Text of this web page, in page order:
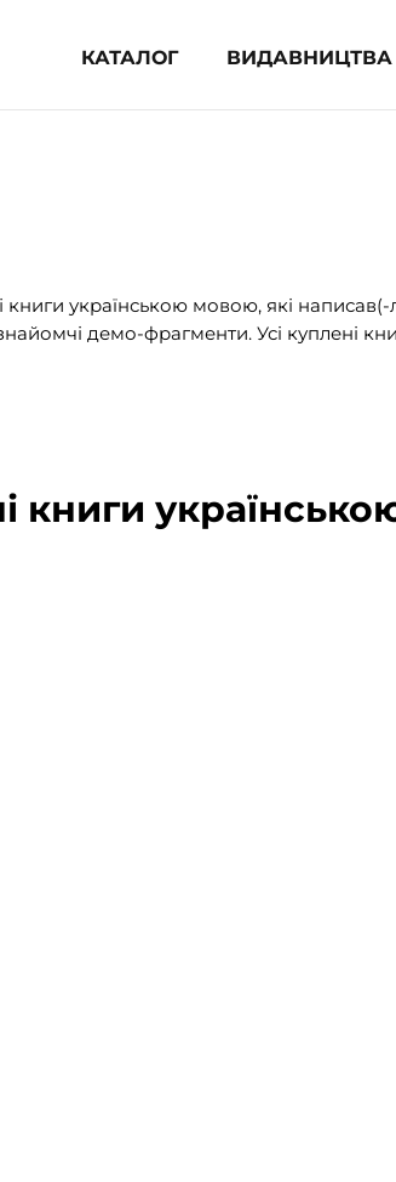
КАТАЛОГ ВИДАВНИЦТВА
українською мовою, які написав(-
демо-фрагменти. Усі куплені
книги